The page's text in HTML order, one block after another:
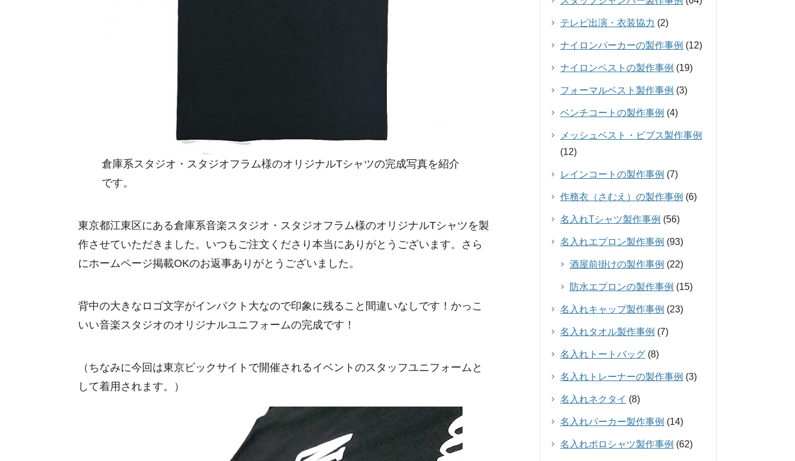
倉庫系スタジオ・スタジオフラム様のオリジナルTシャツの完成写真を紹介
です。
東京都江東区にある倉庫系音楽スタジオ・スタジオフラム様のオリジナルTシャツを製
作させていただきました。いつもご注文くださり本当にありがとうございます。さら
にホームページ掲載OKのお返事ありがとうございました。
背中の大きなロゴ文字がインパクト大なので印象に残ること間違いなしです！かっこ
いい音楽スタジオのオリジナルユニフォームの完成です！
（ちなみに今回は東京ビックサイトで開催されるイベントのスタッフユニフォームと
して着用されます。）
テレビ出演・衣装協力 (2)
ナイロンパーカーの製作事例 (12)
ナイロンベストの製作事例 (19)
フォーマルベスト製作事例 (3)
ベンチコートの製作事例 (4)
メッシュベスト・ビブス製作事例
(12)
レインコートの製作事例 (7)
作務衣（さむえ）の製作事例 (6)
名入れTシャツ製作事例 (56)
名入れエプロン製作事例 (93)
酒屋前掛けの製作事例 (22)
防水エプロンの製作事例 (15)
名入れキャップ製作事例 (23)
名入れタオル製作事例 (7)
名入れトートバッグ (8)
名入れトレーナーの製作事例 (3)
名入れネクタイ (8)
名入れパーカー製作事例 (14)
名入れポロシャツ製作事例 (62)